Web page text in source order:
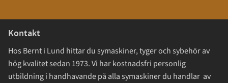
Kontakt
Hos Bernt i Lund hittar du symaskiner, tyger och sybehör av
hög kvalitet sedan 1973. Vi har kostnadsfri personlig
utbildning i handhavande på alla symaskiner du handlar av